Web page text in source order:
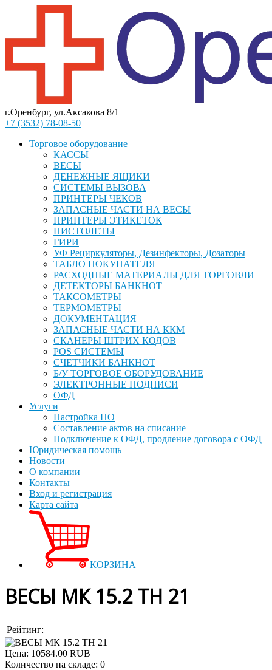
г.Оренбург, ул.Аксакова 8/1
+7 (3532) 78-08-50
Торговое оборудование
КАССЫ
ВЕСЫ
ДЕНЕЖНЫЕ ЯЩИКИ
СИСТЕМЫ ВЫЗОВА
ПРИНТЕРЫ ЧЕКОВ
ЗАПАСНЫЕ ЧАСТИ НА ВЕСЫ
ПРИНТЕРЫ ЭТИКЕТОК
ПИСТОЛЕТЫ
ГИРИ
УФ Рециркуляторы, Дезинфекторы, Дозаторы
ТАБЛО ПОКУПАТЕЛЯ
РАСХОДНЫЕ МАТЕРИАЛЫ ДЛЯ ТОРГОВЛИ
ДЕТЕКТОРЫ БАНКНОТ
ТАКСОМЕТРЫ
ТЕРМОМЕТРЫ
ДОКУМЕНТАЦИЯ
ЗАПАСНЫЕ ЧАСТИ НА ККМ
СКАНЕРЫ ШТРИХ КОДОВ
POS СИСТЕМЫ
СЧЕТЧИКИ БАНКНОТ
Б/У ТОРГОВОЕ ОБОРУДОВАНИЕ
ЭЛЕКТРОННЫЕ ПОДПИСИ
ОФД
Услуги
Настройка ПО
Составление актов на списание
Подключение к ОФД, продление договора с ОФД
Юридическая помощь
Новости
О компании
Контакты
Вход и регистрация
Карта сайта
КОРЗИНА
ВЕСЫ МК 15.2 ТН 21
Рейтинг:
Цена: 10584.00 RUB
Количество на складе: 0